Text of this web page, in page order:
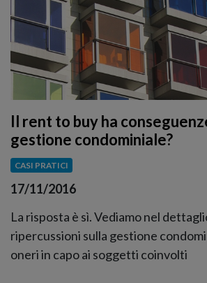
Il rent to buy ha
gestione condominiale?
CASI PRATICI
17/11/2016
La risposta è sì. Vediamo nel
ripercussioni sulla gestione
oneri in capo ai soggetti coinvolti